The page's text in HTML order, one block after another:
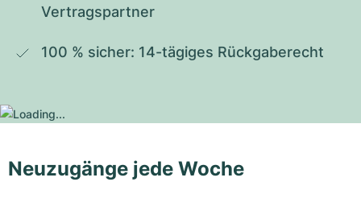
Vertragspartner
100 % sicher: 14-tägiges Rückgaberecht
Neuzugänge jede Woche